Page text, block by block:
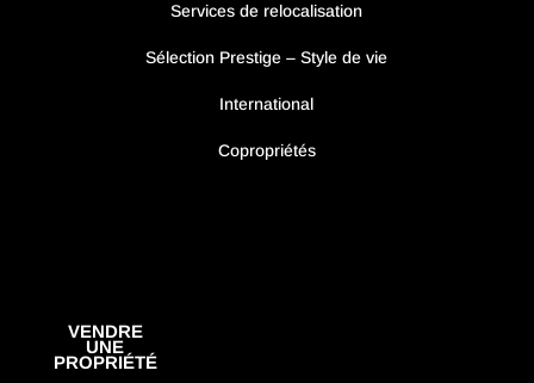
Services de relocalisation
Sélection Prestige – Style de vie
International
Copropriétés
VENDRE
UNE
PROPRIÉTÉ